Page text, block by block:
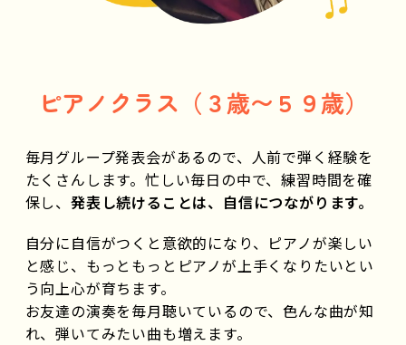
ピアノクラス（３歳〜５９歳）
毎月グループ発表会があるので、人前で弾く経験を
たくさんします。忙しい毎日の中で、練習時間を確
保し、 発表し続けることは、自信につながります。
自分に自信がつくと意欲的になり、ピアノが楽しい
と感じ、もっともっとピアノが上手くなりたいとい
う向上心が育ちます。
お友達の演奏を毎月聴いているので、色んな曲が知
れ、弾いてみたい曲も増えます。